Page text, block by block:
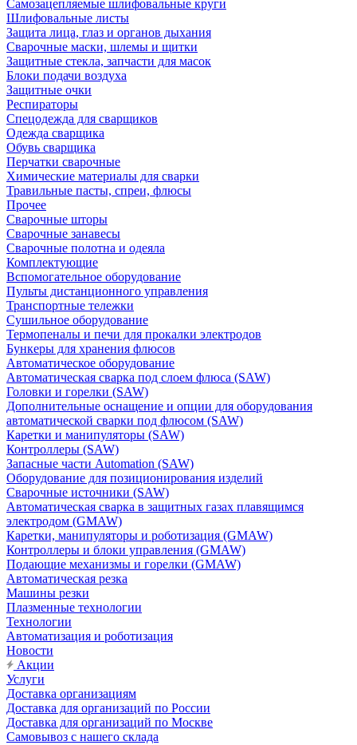
Самозацепляемые шлифовальные круги
Шлифовальные листы
Защита лица, глаз и органов дыхания
Сварочные маски, шлемы и щитки
Защитные стекла, запчасти для масок
Блоки подачи воздуха
Защитные очки
Респираторы
Спецодежда для сварщиков
Одежда сварщика
Обувь сварщика
Перчатки сварочные
Химические материалы для сварки
Травильные пасты, спреи, флюсы
Прочее
Сварочные шторы
Сварочные занавесы
Сварочные полотна и одеяла
Комплектующие
Вспомогательное оборудование
Пульты дистанционного управления
Транспортные тележки
Сушильное оборудование
Термопеналы и печи для прокалки электродов
Бункеры для хранения флюсов
Автоматическое оборудование
Автоматическая сварка под слоем флюса (SAW)
Головки и горелки (SAW)
Дополнительные оснащение и опции для оборудования
автоматической сварки под флюсом (SAW)
Каретки и манипуляторы (SAW)
Контроллеры (SAW)
Запасные части Automation (SAW)
Оборудование для позиционирования изделий
Сварочные источники (SAW)
Автоматическая сварка в защитных газах плавящимся
электродом (GMAW)
Каретки, манипуляторы и роботизация (GMAW)
Контроллеры и блоки управления (GMAW)
Подающие механизмы и горелки (GMAW)
Автоматическая резка
Машины резки
Плазменные технологии
Технологии
Автоматизация и роботизация
Новости
Акции
Услуги
Доставка организациям
Доставка для организаций по России
Доставка для организаций по Москве
Самовывоз с нашего склада